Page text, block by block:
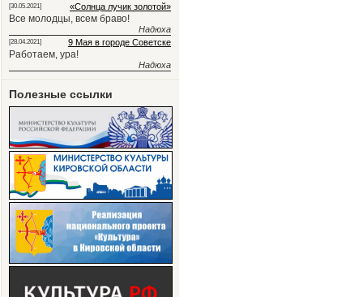
[30.05.2021] «Солнца лучик золотой»
Все молодцы, всем браво!
Надюха
[28.04.2021] 9 Мая в городе Советске
Работаем, ура!
Надюха
Полезные ссылки